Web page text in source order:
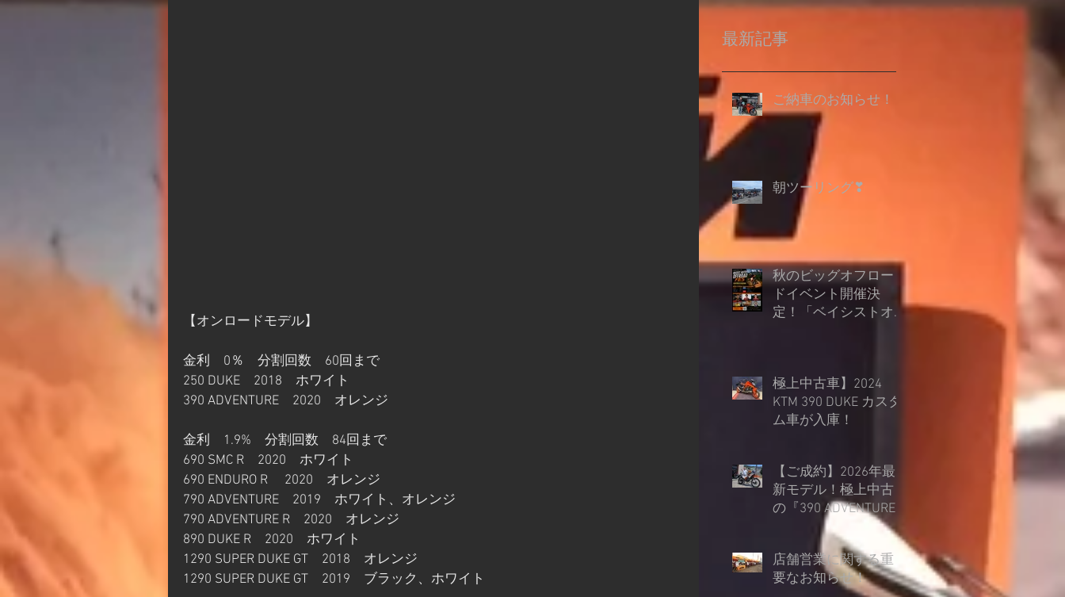
【オンロードモデル】
金利　0％　分割回数　60回まで
250 DUKE　2018　ホワイト
390 ADVENTURE　2020　オレンジ
金利　1.9%　分割回数　84回まで
690 SMC R　2020　ホワイト
690 ENDURO R 　2020　オレンジ
790 ADVENTURE　2019　ホワイト、オレンジ
790 ADVENTURE R　2020　オレンジ
890 DUKE R　2020　ホワイト
1290 SUPER DUKE GT　2018　オレンジ
1290 SUPER DUKE GT　2019　ブラック、ホワイト
最新記事
ご納車のお知らせ！
朝ツーリング❣
秋のビッグオフロー
ドイベント開催決
定！「ベイシストオ
極上中古車】2024
KTM 390 DUKE カスタ
ム車が入庫！
【ご成約】2026年最
新モデル！極上中古
の『390 ADVENTURE
R』を45mmローダウ
ン仕様でご納車！
店舗営業に関する重
要なお知らせ！